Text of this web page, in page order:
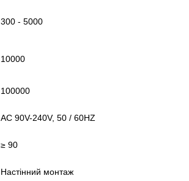
300 - 5000
10000
100000
AC 90V-240V, 50 / 60HZ
≥ 90
Настінний монтаж